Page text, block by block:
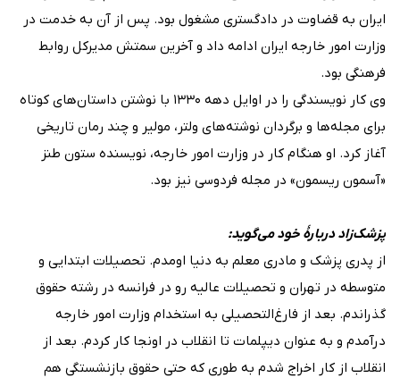
ایران به قضاوت در دادگستری مشغول بود. پس از آن به خدمت در
وزارت امور خارجه ایران ادامه داد و آخرین سمتش مدیرکل روابط
فرهنگی بود.
وی کار نویسندگی را در اوایل دهه ۱۳۳۰ با نوشتن داستان‌های کوتاه
برای مجله‌ها و برگردان نوشته‌های ولتر، مولیر و چند رمان تاریخی
آغاز کرد. او هنگام کار در وزارت امور خارجه، نویسنده ستون طنز
«آسمون ریسمون» در مجله فردوسی نیز بود.
پزشک‌زاد دربارهٔ خود می‌گوید:
از پدری پزشک و مادری معلم به دنیا اومدم. تحصیلات ابتدایی و
متوسطه در تهران و تحصیلات عالیه رو در فرانسه در رشته حقوق
گذراندم. بعد از فارغ‌التحصیلی به استخدام وزارت امور خارجه
درآمدم و به عنوان دیپلمات تا انقلاب در اونجا کار کردم. بعد از
انقلاب از کار اخراج شدم به طوری که حتی حقوق بازنشستگی هم